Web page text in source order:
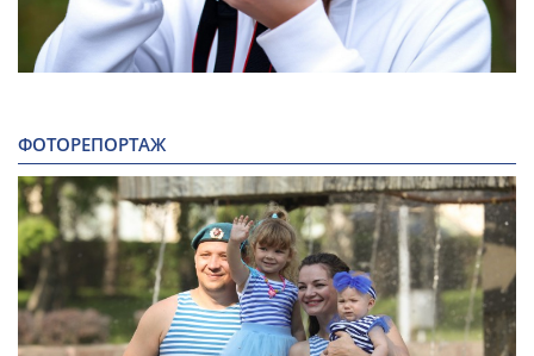
ФОТОРЕПОРТАЖ